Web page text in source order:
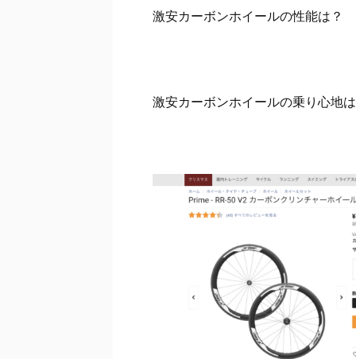
激安カーボンホイールの性能は？
激安カーボンホイールの乗り心地